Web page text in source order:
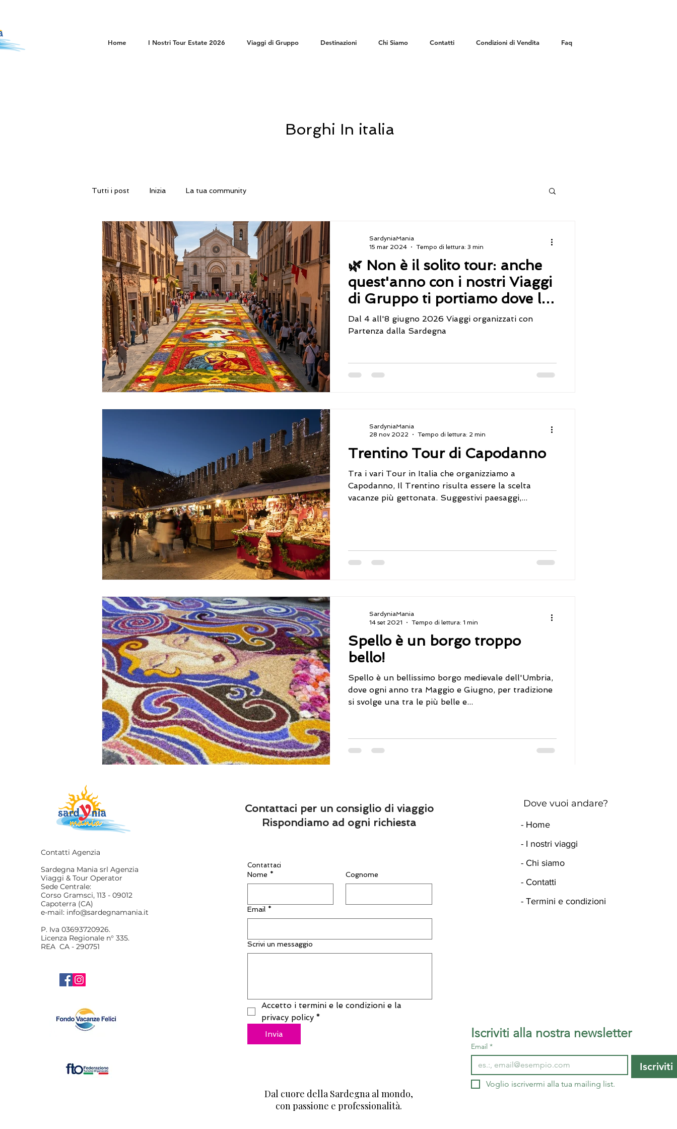
Home I Nostri Tour Estate 2026 Viaggi di Gruppo Destinazioni Chi Siamo Contatti Condizioni di Vendita Faq
Borghi In italia
Tutti i post Inizia La tua community
🌿 Non è il solito tour: anche
quest'anno con i nostri Viaggi
di Gruppo ti portiamo dove le
strade diventano un'opera
d'arte (sotto i tuoi piedi).
Dal 4 all'8 giugno 2026 Viaggi organizzati con
Partenza dalla Sardegna
SardyniaMania
15 mar 2024
Tempo di lettura: 3 min
Trentino Tour di Capodanno
Tra i vari Tour in Italia che organizziamo a
Capodanno, Il Trentino risulta essere la scelta
vacanze più gettonata. Suggestivi paesaggi,...
SardyniaMania
28 nov 2022
Tempo di lettura: 2 min
Spello è un borgo troppo
bello!
Spello è un bellissimo borgo medievale dell'Umbria,
dove ogni anno tra Maggio e Giugno, per tradizione
si svolge una tra le più belle e...
SardyniaMania
14 set 2021
Tempo di lettura: 1 min
Contatti Agenzia
Sardegna Mania srl Agenzia
Viaggi & Tour Operator
Sede Centrale:
Corso Gramsci, 113 - 09012
Capoterra (CA)
e-mail: info@sardegnamania.it
P. Iva 03693720926.
Licenza Regionale n° 335.
REA CA - 290751
Contattaci per un consiglio di viaggio
Rispondiamo ad ogni richiesta
Contattaci
Nome * Cognome
Email *
Scrivi un messaggio
Accetto i termini e le condizioni e la
privacy policy *
Invia
Dal cuore della Sardegna al mondo,
con passione e professionalità.
Dove vuoi andare?
- Home
- I nostri viaggi
- Chi siamo
- Contatti
- Termini e condizioni
Iscriviti alla nostra newsletter
Email *
Iscriviti
Voglio iscrivermi alla tua mailing list.